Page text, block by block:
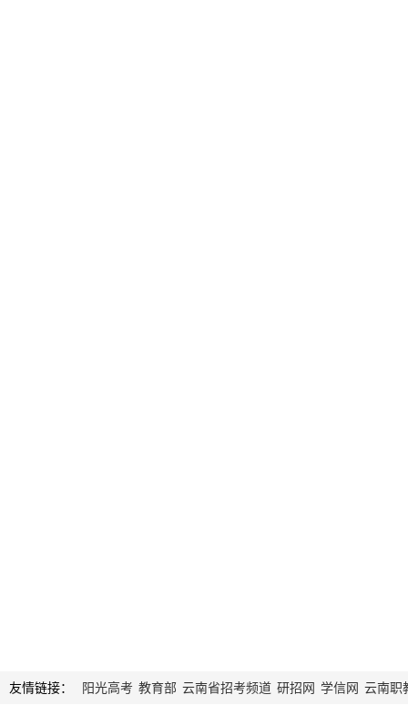
友情链接： 阳光高考 教育部 云南省招考频道 研招网 学信网 云南职